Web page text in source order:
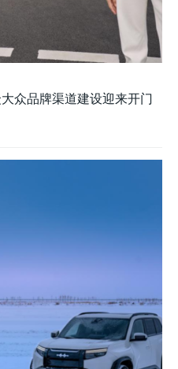
众品牌渠道建设迎来开门